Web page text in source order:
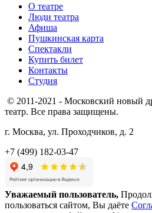
О театре
Люди театра
Афиша
Пушкинская карта
Спектакли
Купить билет
Контакты
Студия
© 2011-2021 - Московский новый
театр. Все права защищены.
г. Москва, ул. Проходчиков, д. 2
+7 (499) 182-03-47
Уважаемый пользователь,
пользоваться сайтом, Вы даёте